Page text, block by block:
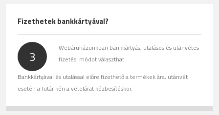
Fizethetek bankkártyával?
3
Webáruházunkban bankkártyás, utalásos és utánvétes
fizetési módot választhat.
Bankkártyával és utalással előre fizethető a termékek ára, utánvét
esetén a futár kéri a vételárat kézbesítéskor.